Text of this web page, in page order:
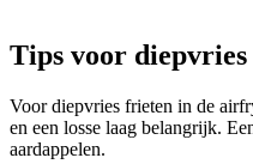
Tips voor
Voor diepvries frieten in de
en een losse laag belangrijk.
aardappelen.